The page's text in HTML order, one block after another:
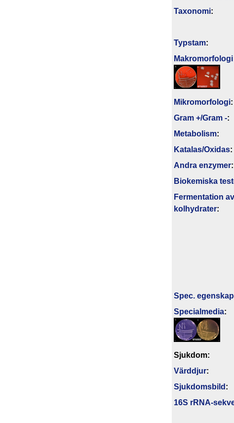
Taxonomi:
Typstam:
Mikromorfologi:
Gram +/Gram -:
Metabolism:
Katalas/Oxidas:
Andra enzymer:
Biokemiska
Fermentation av
kolhydrater:
Spec.
Specialmedia:
Sjukdom:
Värddjur:
Sjukdomsbild :
16S rRNA-